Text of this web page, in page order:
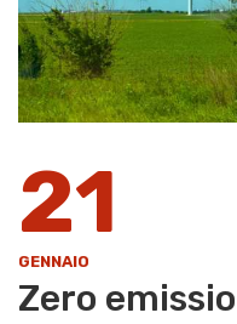
21
GENNAIO
Zero